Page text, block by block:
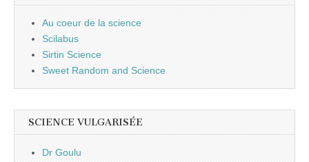
Au coeur de la science
Scilabus
Sirtin Science
Sweet Random and Science
SCIENCE VULGARISÉE
Dr Goulu